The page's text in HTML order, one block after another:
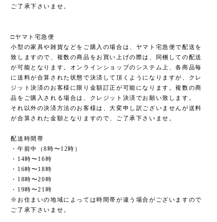
ご了承下さいませ。
□ヤマト宅急便
小型の家具や雑貨などをご購入の場合は、ヤマト宅急便で配送を
致しますので、複数の商品をお買い上げの際は、同梱しての配送
が可能となります。オンラインショップのシステム上、各商品毎
に送料が合算された状態で決済して頂くようになりますが、クレ
ジット決済のお客様に限り金額訂正が可能になります。複数の商
品をご購入される場合は、クレジット決済でお願い致します。
それ以外の決済方法のお客様は、大変申し訳ございませんが送料
が合算された金額となりますので、ご了承下さいませ。
配送時間帯
・午前中（8時〜12時）
・14時〜16時
・16時〜18時
・18時〜20時
・19時〜21時
※お住まいの地域によっては時間帯が違う場合がございますので
ご了承下さいませ。